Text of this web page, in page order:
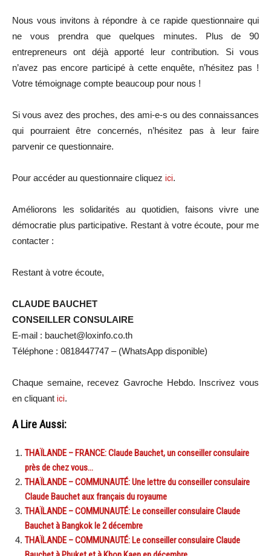
Nous vous invitons à répondre à ce rapide questionnaire qui
ne vous prendra que quelques minutes. Plus de 90
entrepreneurs ont déjà apporté leur contribution. Si vous
n’avez pas encore participé à cette enquête, n’hésitez pas !
Votre témoignage compte beaucoup pour nous !
Si vous avez des proches, des ami-e-s ou des connaissances
qui pourraient être concernés, n’hésitez pas à leur faire
parvenir ce questionnaire.
Pour accéder au questionnaire cliquez ici.
Améliorons les solidarités au quotidien, faisons vivre une
démocratie plus participative. Restant à votre écoute, pour me
contacter :
Restant à votre écoute,
CLAUDE BAUCHET
CONSEILLER CONSULAIRE
E-mail : bauchet@loxinfo.co.th
Téléphone : 0818447747 – (WhatsApp disponible)
Chaque semaine, recevez Gavroche Hebdo. Inscrivez vous
en cliquant ici.
A Lire Aussi:
THAÏLANDE – FRANCE: Claude Bauchet, un conseiller consulaire
près de chez vous…
THAÏLANDE – COMMUNAUTÉ: Une lettre du conseiller consulaire
Claude Bauchet aux français du royaume
THAÏLANDE – COMMUNAUTÉ: Le conseiller consulaire Claude
Bauchet à Bangkok le 2 décembre
THAÏLANDE – COMMUNAUTÉ: Le conseiller consulaire Claude